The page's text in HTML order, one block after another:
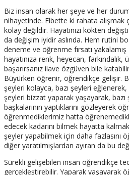
Biz insan olarak her şeye ve her
nihayetinde. Elbette ki rahata alışmak
kolay değildir. Hayatınızı kökten
da değişim iyidir aslında. Hem rutini
deneme ve öğrenme fırsatı
hayatınıza renk, heyecan,
başarırsanız ilave özgüven bile
Büyürken öğrenir, öğrendikçe gelişir.
şeyleri kolayca, bazı şeyleri eğlenerek,
şeyleri bizzat yaparak yaşayarak,
başkalarının yaptıklarını gözleyerek
öğrenmediklerimiz hatta
edecek kadarını bilmek hayatta
şeyler yapabilmek için daha fazlasını
diğer yaratılmışlardan ayıran da bu
Sürekli gelişebilen insan öğrendikçe
gerçekleştirebilir. Yaparak yaşayarak